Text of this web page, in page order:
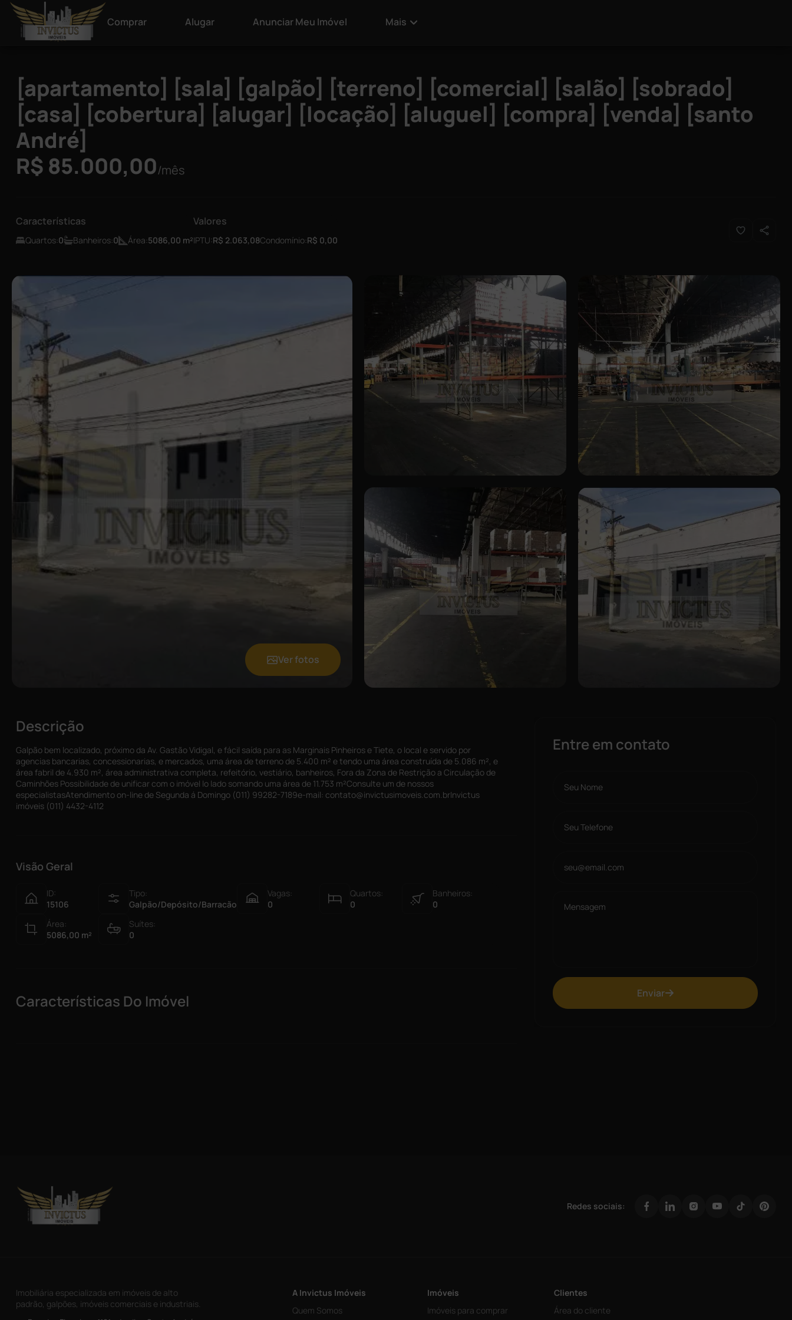
Comprar Alugar Anunciar Meu Imóvel Mais
[apartamento] [sala] [galpão] [terreno] [comercial] [salão] [sobrado]
[casa] [cobertura] [alugar] [locação] [aluguel] [compra] [venda] [santo
André]
R$ 85.000,00/mês
Características
Quartos:0 Banheiros:0 Área:5086,00 m²
Valores
IPTU:R$ 2.063,08Condomínio:R$ 0,00
Ver fotos
Descrição
Galpão bem localizado, próximo da Av. Gastão Vidigal, e fácil saída para as Marginais Pinheiros e Tiete, o local e servido por
agencias bancarias, concessionarias, e mercados, uma área de terreno de 5.400 m² e tendo uma área construída de 5.086 m², e
área fabril de 4.930 m², área administrativa completa, refeitório, vestiário, banheiros, Fora da Zona de Restrição a Circulação de
Caminhões Possibilidade de unificar com o imóvel lo lado somando uma área de 11.753 m²Consulte um de nossos
especialistasAtendimento on-line de Segunda á Domingo (011) 99282-7189e-mail: contato@invictusimoveis.com.brInvictus
imóveis (011) 4432-4112
Visão Geral
ID:
15106
Tipo:
Galpão/Depósito/Barracão
Vagas:
0
Quartos:
0
Banheiros:
0
Área:
5086,00 m²
Suítes:
0
Características Do Imóvel
Entre em contato
Enviar
Redes sociais:
Imobiliária especializada em imóveis de alto
padrão, galpões, imóveis comerciais e industriais.
A Invictus Imóveis
Quem Somos
Imóveis
Imóveis para comprar
Clientes
Área do cliente